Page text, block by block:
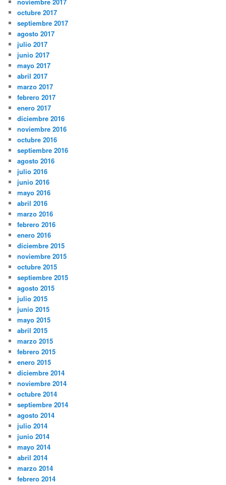
octubre 2017
septiembre 2017
agosto 2017
julio 2017
junio 2017
mayo 2017
abril 2017
marzo 2017
febrero 2017
enero 2017
diciembre 2016
noviembre 2016
octubre 2016
septiembre 2016
agosto 2016
julio 2016
junio 2016
mayo 2016
abril 2016
marzo 2016
febrero 2016
enero 2016
diciembre 2015
noviembre 2015
octubre 2015
septiembre 2015
agosto 2015
julio 2015
junio 2015
mayo 2015
abril 2015
marzo 2015
febrero 2015
enero 2015
diciembre 2014
noviembre 2014
octubre 2014
septiembre 2014
agosto 2014
julio 2014
junio 2014
mayo 2014
abril 2014
marzo 2014
febrero 2014